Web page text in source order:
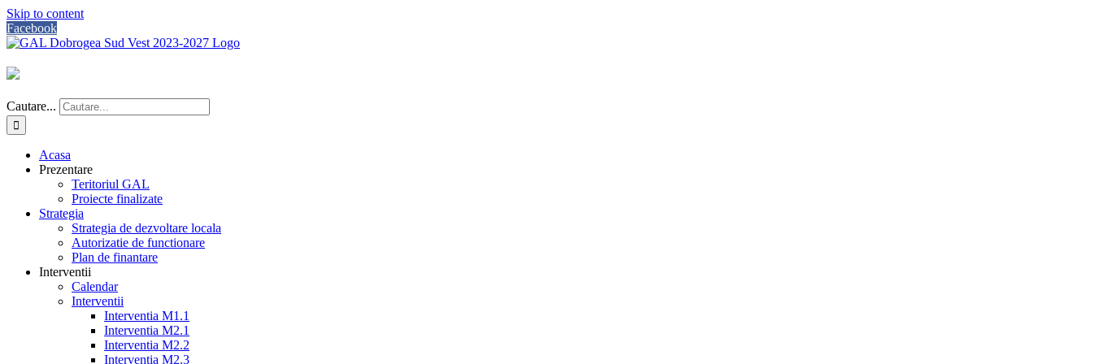
Skip to content
Facebook
Cautare...
Acasa
Prezentare
Teritoriul GAL
Proiecte finalizate
Strategia
Strategia de dezvoltare locala
Autorizatie de functionare
Plan de finantare
Interventii
Calendar
Interventii
Interventia M1.1
Interventia M2.1
Interventia M2.2
Interventia M2.3